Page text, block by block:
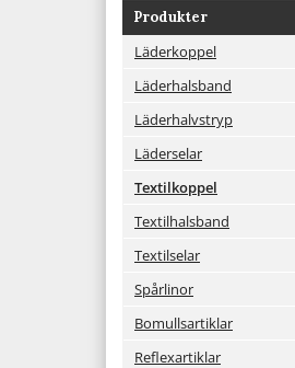
Produkter
Läderkoppel
Läderhalsband
Läderhalvstryp
Läderselar
Textilkoppel
Textilhalsband
Textilselar
Spårlinor
Bomullsartiklar
Reflexartiklar